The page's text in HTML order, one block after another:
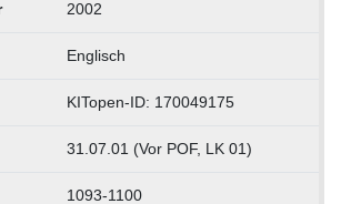
2002
Englisch
KITopen-ID: 170049175
31.07.01 (Vor POF, LK 01)
1093-1100